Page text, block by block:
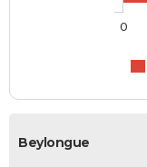
0
Beylongue